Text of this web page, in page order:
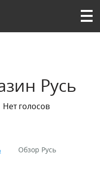
Русь
Нет голосов
Обзор Русь